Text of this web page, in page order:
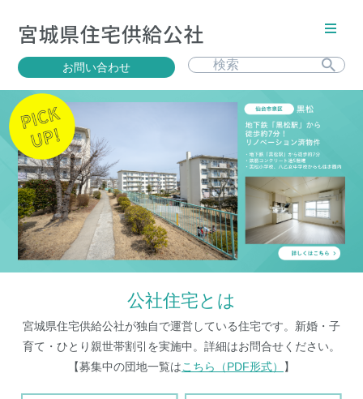
お問い合わせ
公社住宅とは
宮城県住宅供給公社が独自で運営している住宅です。新婚・子
育て・ひとり親世帯割引を実施中。詳細はお問合せください。
【募集中の団地一覧はこちら（PDF形式） 】